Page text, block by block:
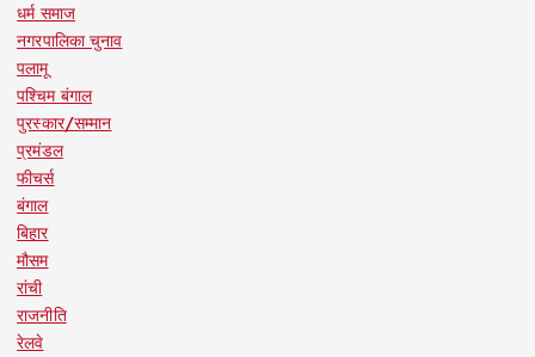
धर्म समाज
नगरपालिका चुनाव
पलामू
पश्चिम बंगाल
पुरस्कार/सम्मान
प्रमंडल
फीचर्स
बंगाल
बिहार
मौसम
रांची
राजनीति
रेलवे